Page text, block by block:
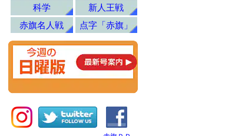
科学
新人王戦
赤旗名人戦
点字「赤旗」